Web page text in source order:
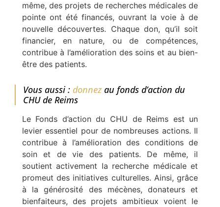
même, des projets de recherches médicales de
pointe ont été financés, ouvrant la voie à de
nouvelle découvertes. Chaque don, qu’il soit
financier, en nature, ou de compétences,
contribue à l’amélioration des soins et au bien-
être des patients.
Vous aussi : donnezau fonds d’action du
CHU de Reims
Le Fonds d’action du CHU de Reims est un
levier essentiel pour de nombreuses actions. Il
contribue à l’amélioration des conditions de
soin et de vie des patients. De même, il
soutient activement la recherche médicale et
promeut des initiatives culturelles. Ainsi, grâce
à la générosité des mécènes, donateurs et
bienfaiteurs, des projets ambitieux voient le